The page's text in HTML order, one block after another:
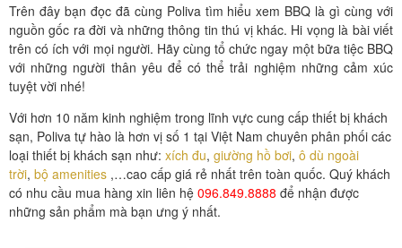
Trên đây bạn đọc đã cùng Poliva tìm hiểu xem BBQ là gì cùng với
nguồn gốc ra đời và những thông tin thú vị khác. Hi vọng là bài viết
trên có ích với mọi người. Hãy cùng tổ chức ngay một bữa tiệc BBQ
với những người thân yêu để có thể trải nghiệm những cảm xúc
tuyệt vời nhé!
Với hơn 10 năm kinh nghiệm trong lĩnh vực cung cấp thiết bị khách
sạn, Poliva tự hào là hơn vị số 1 tại Việt Nam chuyên phân phối các
loại thiết bị khách sạn như: xích đu, giường hồ bơi, ô dù ngoài
trời, bộ amenities ,…cao cấp giá rẻ nhất trên toàn quốc. Quý khách
có nhu cầu mua hàng xin liên hệ 096.849.8888 để nhận được
những sản phẩm mà bạn ưng ý nhất.